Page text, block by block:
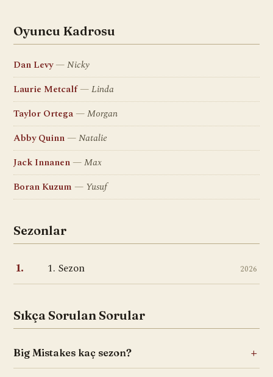
Oyuncu Kadrosu
Dan Levy
Nicky
Laurie Metcalf
Linda
Taylor Ortega
Morgan
Abby Quinn
Natalie
Jack Innanen
Max
Boran Kuzum
Yusuf
Sezonlar
1. 1. Sezon 2026
Sıkça Sorulan Sorular
Big Mistakes kaç sezon?